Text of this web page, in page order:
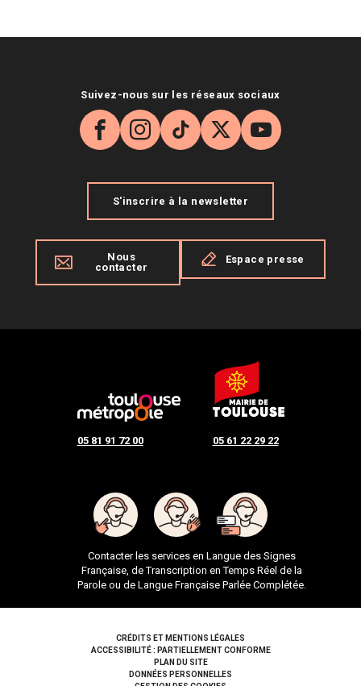
05 81 91 72 00 05 61 22 29 22
Contacter les services en Langue des Signes
Française, de Transcription en Temps Réel de la
Parole ou de Langue Française Parlée Complétée.
Suivez-nous sur les réseaux sociaux
Facebook
Instagram
TikTok
X YouTube
S'inscrire à la newsletter
Nous
contacter
Espace presse
Pied de pageCRÉDITS ET MENTIONS LÉGALES
ACCESSIBILITÉ : PARTIELLEMENT CONFORME
PLAN DU SITE
DONNÉES PERSONNELLES